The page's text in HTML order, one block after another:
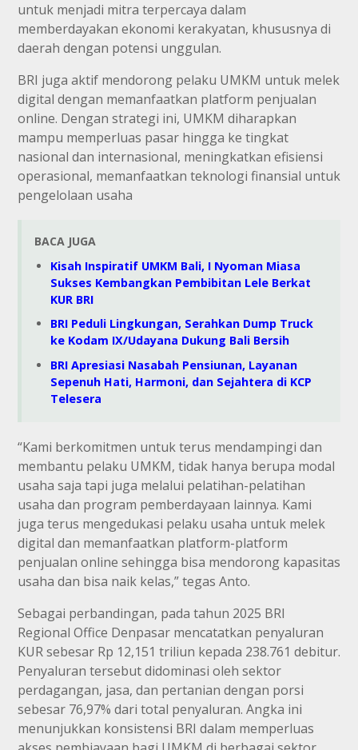
untuk menjadi mitra terpercaya dalam
memberdayakan ekonomi kerakyatan, khususnya di
daerah dengan potensi unggulan.
BRI juga aktif mendorong pelaku UMKM untuk melek
digital dengan memanfaatkan platform penjualan
online. Dengan strategi ini, UMKM diharapkan
mampu memperluas pasar hingga ke tingkat
nasional dan internasional, meningkatkan efisiensi
operasional, memanfaatkan teknologi finansial untuk
pengelolaan usaha
BACA JUGA
Kisah Inspiratif UMKM Bali, I Nyoman Miasa
Sukses Kembangkan Pembibitan Lele Berkat
KUR BRI
BRI Peduli Lingkungan, Serahkan Dump Truck
ke Kodam IX/Udayana Dukung Bali Bersih
BRI Apresiasi Nasabah Pensiunan, Layanan
Sepenuh Hati, Harmoni, dan Sejahtera di KCP
Telesera
“Kami berkomitmen untuk terus mendampingi dan
membantu pelaku UMKM, tidak hanya berupa modal
usaha saja tapi juga melalui pelatihan-pelatihan
usaha dan program pemberdayaan lainnya. Kami
juga terus mengedukasi pelaku usaha untuk melek
digital dan memanfaatkan platform-platform
penjualan online sehingga bisa mendorong kapasitas
usaha dan bisa naik kelas,” tegas Anto.
Sebagai perbandingan, pada tahun 2025 BRI
Regional Office Denpasar mencatatkan penyaluran
KUR sebesar Rp 12,151 triliun kepada 238.761 debitur.
Penyaluran tersebut didominasi oleh sektor
perdagangan, jasa, dan pertanian dengan porsi
sebesar 76,97% dari total penyaluran. Angka ini
menunjukkan konsistensi BRI dalam memperluas